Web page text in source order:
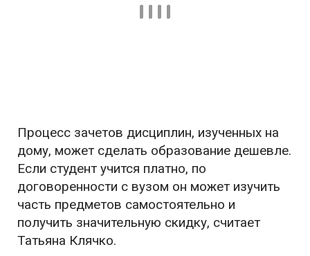
Процесс зачетов дисциплин, изученных на
дому, может сделать образование дешевле.
Если студент учится платно, по
договоренности с вузом он может изучить
часть предметов самостоятельно и
получить значительную скидку, считает
Татьяна Клячко.